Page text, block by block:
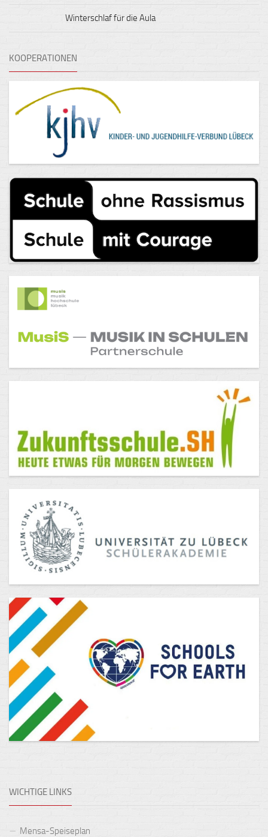
Winterschlaf für die Aula
KOOPERATIONEN
WICHTIGE LINKS
Mensa-Speiseplan